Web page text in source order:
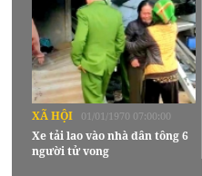
XÃ HỘI 01/01/1970 07:00:00
Xe tải lao vào nhà dân tông 6
người tử vong